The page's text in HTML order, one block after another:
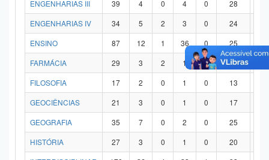
ENGENHARIAS III
39 4 0 4 0 28
ENGENHARIAS IV
34 5 2 3 0 24
ENSINO
87 12 1 36 0 25
FARMÁCIA
29 3 2 1 0 21
FILOSOFIA
17 2 0 1 0 13
GEOCIÊNCIAS
21 3 0 1 0 17
GEOGRAFIA
35 7 0 2 0 25
HISTÓRIA
27 3 0 1 0 20